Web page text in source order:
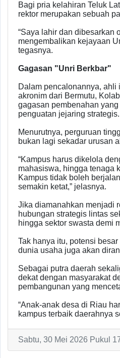
Bagi pria kelahiran Teluk
rektor merupakan sebuah
“Saya lahir dan dibesarkan
mengembalikan kejayaan
tegasnya.
Gagasan "Unri Berkbar"
Dalam pencalonannya,
akronim dari Bermutu,
gagasan pembenahan
penguatan jejaring strategis.
Menurutnya, perguruan
bukan lagi sekadar urusan
“Kampus harus dikelola
mahasiswa, hingga tenaga
Kampus tidak boleh
semakin ketat,” jelasnya.
Jika diamanahkan menjadi
hubungan strategis lintas
hingga sektor swasta demi
Tak hanya itu, potensi
dunia usaha juga akan
Sebagai putra daerah
dekat dengan masyarakat
pembangunan yang
“Anak-anak desa di Riau
kampus terbaik daerahnya
Sabtu, 30 Mei 2026 Pukul